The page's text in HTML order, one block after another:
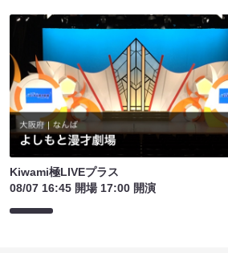
Kiwami極LIVEプラス
08/07 16:45 開場 17:00 開演